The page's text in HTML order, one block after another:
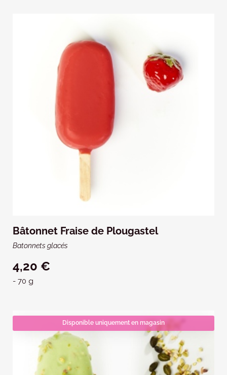
Bâtonnet Fraise de Plougastel
Batonnets glacés
4,20 €
- 70 g
Disponible uniquement en magasin